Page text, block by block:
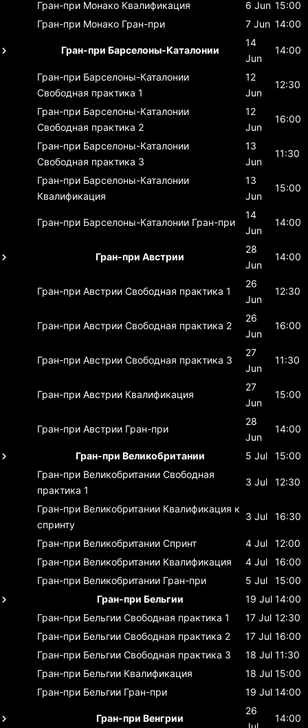
Гран-при Монако Квалификация 6 Jun 15:00
Гран-при Монако Гран-при 7 Jun 14:00
Гран-при Барселоны-Каталонии
14
Jun
14:00
Гран-при Барселоны-Каталонии
Свободная практика 1
12
Jun
12:30
Гран-при Барселоны-Каталонии
Свободная практика 2
12
Jun
16:00
Гран-при Барселоны-Каталонии
Свободная практика 3
13
Jun
11:30
Гран-при Барселоны-Каталонии
Квалификация
13
Jun
15:00
Гран-при Барселоны-Каталонии Гран-при
14
Jun
14:00
Гран-при Австрии
28
Jun
14:00
Гран-при Австрии Свободная практика 1
26
Jun
12:30
Гран-при Австрии Свободная практика 2
26
Jun
16:00
Гран-при Австрии Свободная практика 3
27
Jun
11:30
Гран-при Австрии Квалификация
27
Jun
15:00
Гран-при Австрии Гран-при
28
Jun
14:00
Гран-при Великобритании 5 Jul
15:00
Гран-при Великобритании Свободная
практика 1
3 Jul 12:30
Гран-при Великобритании Квалификация к
спринту
3 Jul 16:30
Гран-при Великобритании Спринт 4 Jul
12:00
Гран-при Великобритании Квалификация 4 Jul
16:00
Гран-при Великобритании Гран-при 5 Jul
15:00
Гран-при Бельгии
19 Jul 14:00
Гран-при Бельгии Свободная практика 1 17 Jul 12:30
Гран-при Бельгии Свободная практика 2 17 Jul 16:00
Гран-при Бельгии Свободная практика 3 18 Jul 11:30
Гран-при Бельгии Квалификация 18 Jul 15:00
Гран-при Бельгии Гран-при 19 Jul 14:00
Гран-при Венгрии
26
14:00